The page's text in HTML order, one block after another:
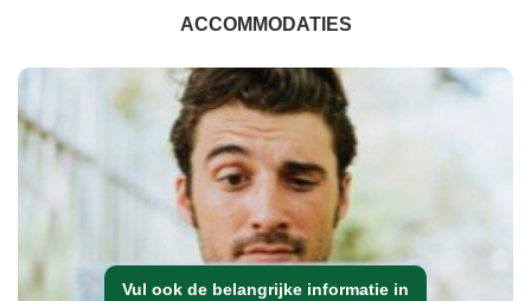
ACCOMMODATIES
Vul ook de belangrijke informatie in